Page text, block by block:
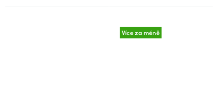
Více za méně